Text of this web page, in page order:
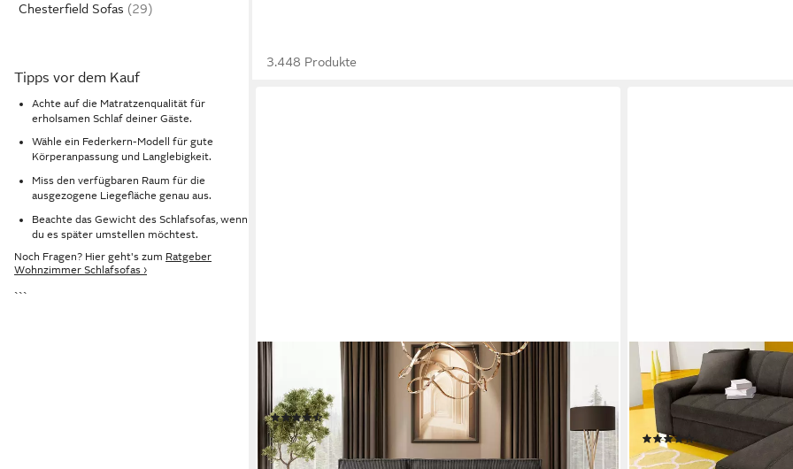
Chesterfield Sofas
Tipps vor dem Kauf
Achte auf die Matratzenqualität für
erholsamen Schlaf deiner Gäste.
Wähle ein Federkern-Modell für gute
Körperanpassung und Langlebigkeit.
Miss den verfügbaren Raum für die
ausgezogene Liegefläche genau aus.
Beachte das Gewicht des Schlafsofas, wenn
du es später umstellen möchtest.
Noch Fragen? Hier geht's zum Ratgeber
Wohnzimmer Schlafsofas ›
```
3.448 Produkte
Ecksofa Gepolstertes CARLOS L-Form, Cord-Stoff, mit
Schlaffunktion und Bettkasten, Seite universal
(188)
ab 579,00 €
-16%
DOMO COLLECTION
Ecksofa TURAH
Steppung, wahlw. mit
Dauertiefpreis
(185)
ab 629,99 € UVP 1.199,99 €